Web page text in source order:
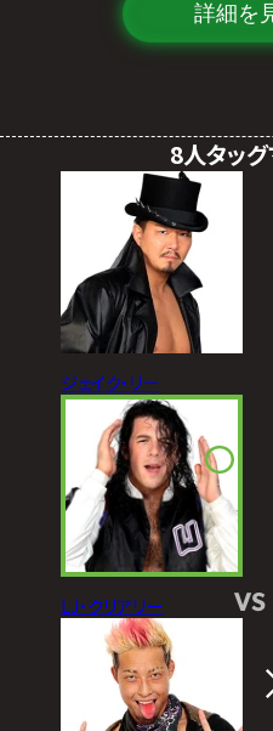
詳細を
8人タッ
ジェイク・リー
LJ・クリアリー VS